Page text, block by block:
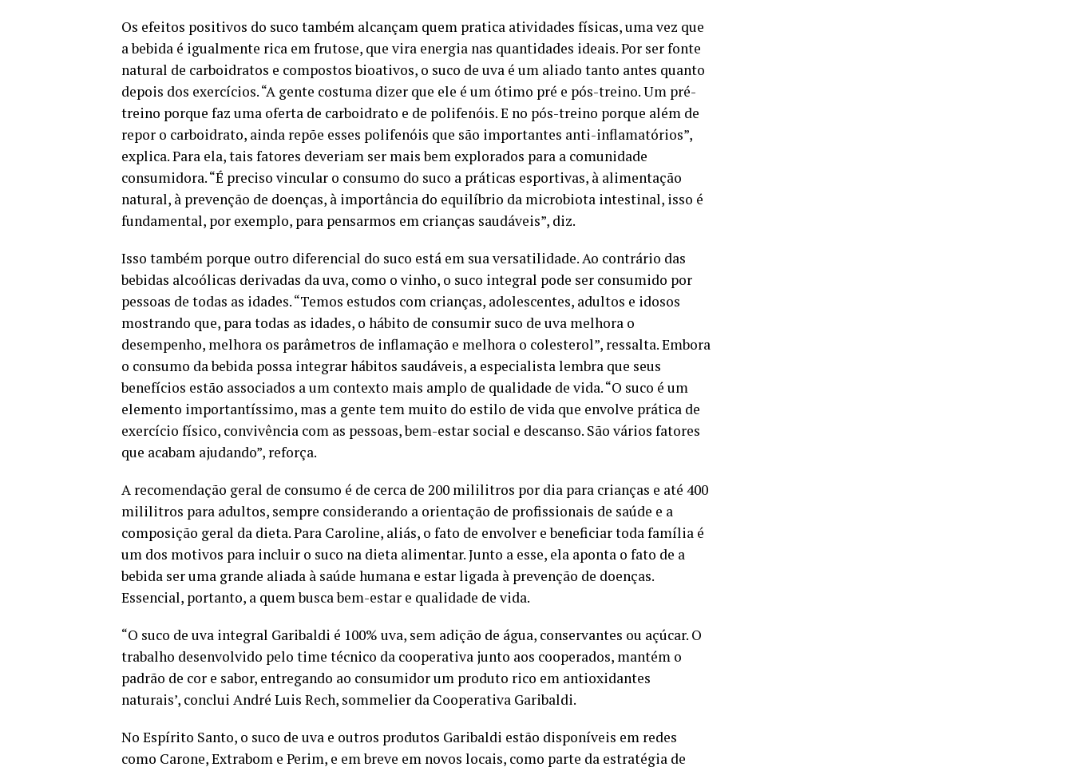
Os efeitos positivos do suco também alcançam quem pratica atividades físicas, uma vez que
a bebida é igualmente rica em frutose, que vira energia nas quantidades ideais. Por ser fonte
natural de carboidratos e compostos bioativos, o suco de uva é um aliado tanto antes quanto
depois dos exercícios. “A gente costuma dizer que ele é um ótimo pré e pós-treino. Um pré-
treino porque faz uma oferta de carboidrato e de polifenóis. E no pós-treino porque além de
repor o carboidrato, ainda repõe esses polifenóis que são importantes anti-inflamatórios”,
explica. Para ela, tais fatores deveriam ser mais bem explorados para a comunidade
consumidora. “É preciso vincular o consumo do suco a práticas esportivas, à alimentação
natural, à prevenção de doenças, à importância do equilíbrio da microbiota intestinal, isso é
fundamental, por exemplo, para pensarmos em crianças saudáveis”, diz.
Isso também porque outro diferencial do suco está em sua versatilidade. Ao contrário das
bebidas alcoólicas derivadas da uva, como o vinho, o suco integral pode ser consumido por
pessoas de todas as idades. “Temos estudos com crianças, adolescentes, adultos e idosos
mostrando que, para todas as idades, o hábito de consumir suco de uva melhora o
desempenho, melhora os parâmetros de inflamação e melhora o colesterol”, ressalta. Embora
o consumo da bebida possa integrar hábitos saudáveis, a especialista lembra que seus
benefícios estão associados a um contexto mais amplo de qualidade de vida. “O suco é um
elemento importantíssimo, mas a gente tem muito do estilo de vida que envolve prática de
exercício físico, convivência com as pessoas, bem-estar social e descanso. São vários fatores
que acabam ajudando”, reforça.
A recomendação geral de consumo é de cerca de 200 mililitros por dia para crianças e até 400
mililitros para adultos, sempre considerando a orientação de profissionais de saúde e a
composição geral da dieta. Para Caroline, aliás, o fato de envolver e beneficiar toda família é
um dos motivos para incluir o suco na dieta alimentar. Junto a esse, ela aponta o fato de a
bebida ser uma grande aliada à saúde humana e estar ligada à prevenção de doenças.
Essencial, portanto, a quem busca bem-estar e qualidade de vida.
“O suco de uva integral Garibaldi é 100% uva, sem adição de água, conservantes ou açúcar. O
trabalho desenvolvido pelo time técnico da cooperativa junto aos cooperados, mantém o
padrão de cor e sabor, entregando ao consumidor um produto rico em antioxidantes
naturais’, conclui André Luis Rech, sommelier da Cooperativa Garibaldi.
No Espírito Santo, o suco de uva e outros produtos Garibaldi estão disponíveis em redes
como Carone, Extrabom e Perim, e em breve em novos locais, como parte da estratégia de